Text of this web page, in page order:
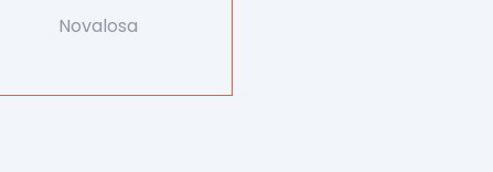
Novalosa